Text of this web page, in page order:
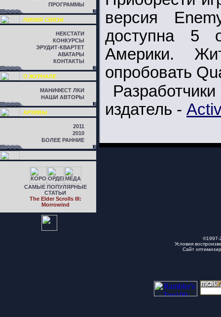
ПРОГРАММЫ
ЛИНИЯ СВЯЗИ
НЕКСТАТИ
КОНКУРСЫ
ЭРУДИТ-КВАРТЕТ
АВАТАРЫ
КОНТАКТЫ
О ЖУРНАЛЕ
МАНИФЕСТ ЛКИ
НАШИ АВТОРЫ
АРХИВЫ
2011
2010
БОЛЕЕ РАННИЕ
САМЫЕ ПОПУЛЯРНЫЕ
СТАТЬИ
The Elder Scrolls III:
Morrowind
версия
доступна 5
Америки.
опробовать
издатель -
Условия
Сайт